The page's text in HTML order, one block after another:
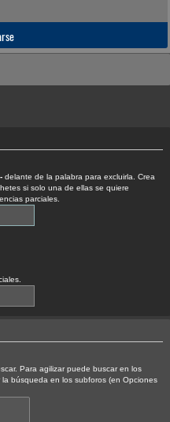
- delante de la palabra para excluirla. Crea
si solo una de ellas se quiere
parciales.
Para agilizar puede buscar en los
búsqueda en los subforos (en Opciones